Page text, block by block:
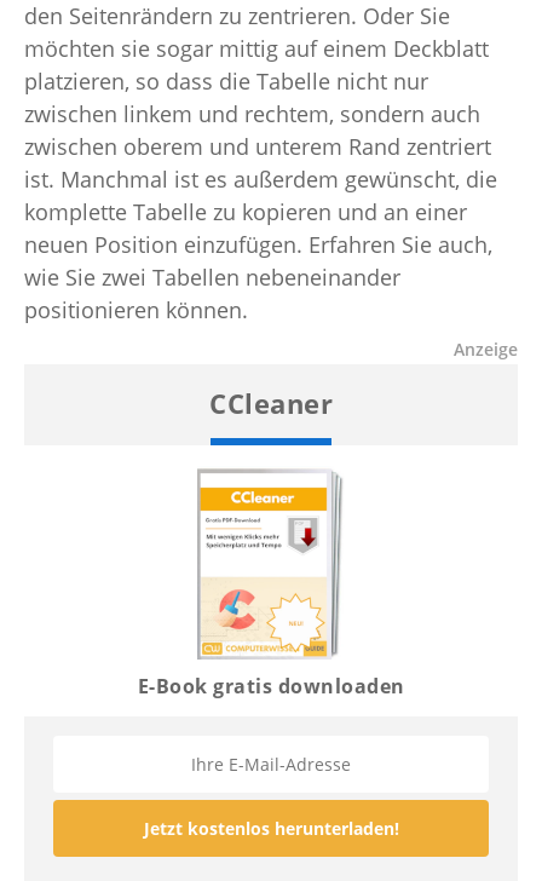
den Seitenrändern zu zentrieren. Oder Sie
möchten sie sogar mittig auf einem Deckblatt
platzieren, so dass die Tabelle nicht nur
zwischen linkem und rechtem, sondern auch
zwischen oberem und unterem Rand zentriert
ist. Manchmal ist es außerdem gewünscht, die
komplette Tabelle zu kopieren und an einer
neuen Position einzufügen. Erfahren Sie auch,
wie Sie zwei Tabellen nebeneinander
positionieren können.